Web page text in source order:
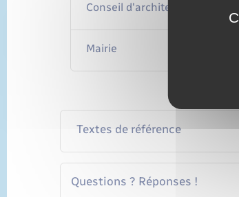
Conseil d'architecture,
Mairie
Textes de référence
Questions ? Réponses !